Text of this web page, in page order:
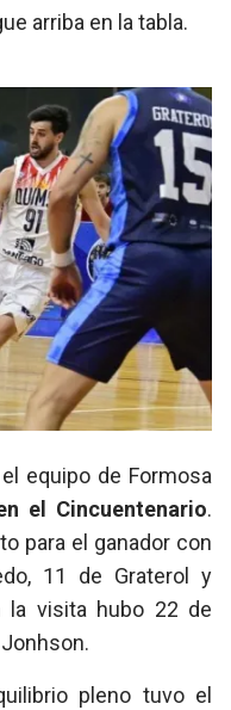
arriba en la tabla.
equipo de Formosa
el Cincuentenario.
para el ganador con
11 de Graterol y
la visita hubo 22 de
pleno tuvo el